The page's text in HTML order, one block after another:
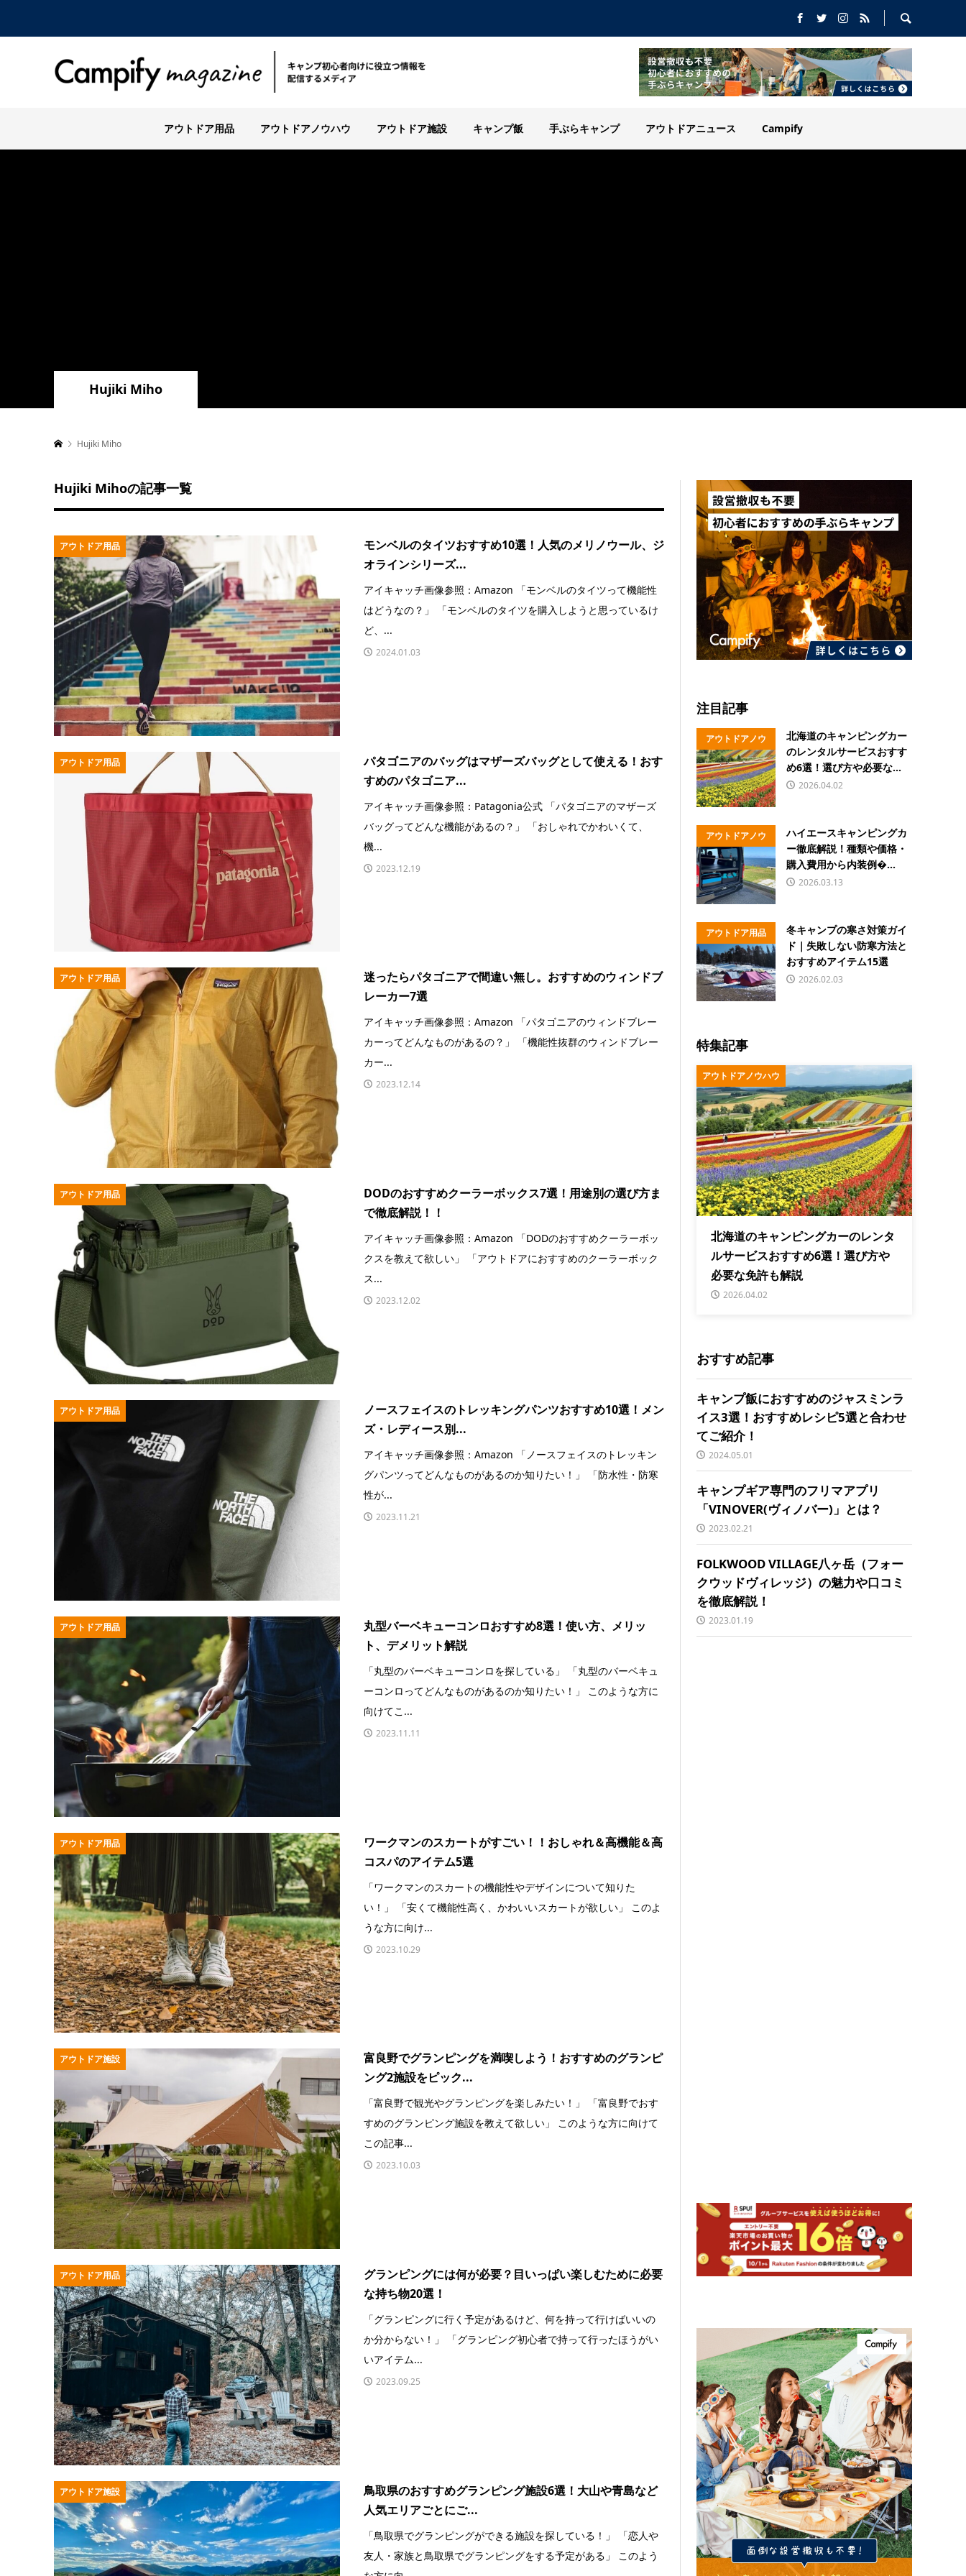
アウトドア用品 アウトドアノウハウ アウトドア施設 キャンプ飯 手ぶらキャンプ アウトドアニュース Campify
Hujiki Miho
Hujiki Miho
Hujiki Mihoの記事一覧
アウトドア用品
モンベルのタイツおすすめ10選！人気のメリノウール、ジ
オラインシリーズ...
アイキャッチ画像参照：Amazon 「モンベルのタイツって機能性
はどうなの？」 「モンベルのタイツを購入しようと思っているけ
ど、...
2024.01.03
アウトドア用品
パタゴニアのバッグはマザーズバッグとして使える！おす
すめのパタゴニア...
アイキャッチ画像参照：Patagonia公式 「パタゴニアのマザーズ
バッグってどんな機能があるの？」 「おしゃれでかわいくて、
機...
2023.12.19
アウトドア用品
迷ったらパタゴニアで間違い無し。おすすめのウィンドブ
レーカー7選
アイキャッチ画像参照：Amazon 「パタゴニアのウィンドブレー
カーってどんなものがあるの？」 「機能性抜群のウィンドブレー
カー...
2023.12.14
アウトドア用品
DODのおすすめクーラーボックス7選！用途別の選び方ま
で徹底解説！！
アイキャッチ画像参照：Amazon 「DODのおすすめクーラーボッ
クスを教えて欲しい」 「アウトドアにおすすめのクーラーボック
ス...
2023.12.02
アウトドア用品
ノースフェイスのトレッキングパンツおすすめ10選！メン
ズ・レディース別...
アイキャッチ画像参照：Amazon 「ノースフェイスのトレッキン
グパンツってどんなものがあるのか知りたい！」 「防水性・防寒
性が...
2023.11.21
アウトドア用品
丸型バーベキューコンロおすすめ8選！使い方、メリッ
ト、デメリット解説
「丸型のバーベキューコンロを探している」 「丸型のバーベキュ
ーコンロってどんなものがあるのか知りたい！」 このような方に
向けてこ...
2023.11.11
アウトドア用品
ワークマンのスカートがすごい！！おしゃれ＆高機能＆高
コスパのアイテム5選
「ワークマンのスカートの機能性やデザインについて知りた
い！」 「安くて機能性高く、かわいいスカートが欲しい」 このよ
うな方に向け...
2023.10.29
アウトドア施設
富良野でグランピングを満喫しよう！おすすめのグランピ
ング2施設をピック...
「富良野で観光やグランピングを楽しみたい！」 「富良野でおす
すめのグランピング施設を教えて欲しい」 このような方に向けて
この記事...
2023.10.03
アウトドア用品
グランピングには何が必要？目いっぱい楽しむために必要
な持ち物20選！
「グランピングに行く予定があるけど、何を持って行けばいいの
か分からない！」 「グランピング初心者で持って行ったほうがい
いアイテム...
2023.09.25
アウトドア施設
鳥取県のおすすめグランピング施設6選！大山や青島など
人気エリアごとにご...
「鳥取県でグランピングができる施設を探している！」 「恋人や
友人・家族と鳥取県でグランピングをする予定がある」 このよう
注目記事
アウトドアノウ
ハウ
北海道のキャンピングカー
のレンタルサービスおすす
め6選！選び方や必要な...
2026.04.02
アウトドアノウ
ハウ
ハイエースキャンピングカ
ー徹底解説！種類や価格・
購入費用から内装例�...
2026.03.13
アウトドア用品
冬キャンプの寒さ対策ガイ
ド｜失敗しない防寒方法と
おすすめアイテム15選
2026.02.03
特集記事
アウトドアノウハウ
北海道のキャンピングカーのレンタ
ルサービスおすすめ6選！選び方や
必要な免許も解説
2026.04.02
おすすめ記事
キャンプ飯におすすめのジャスミンラ
イス3選！おすすめレシピ5選と合わせ
てご紹介！
2024.05.01
キャンプギア専門のフリマアプリ
「VINOVER(ヴィノバー)」とは？
2023.02.21
FOLKWOOD VILLAGE八ヶ岳（フォー
クウッドヴィレッジ）の魅力や口コミ
を徹底解説！
2023.01.19